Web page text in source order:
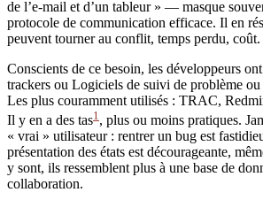
de l’e-mail et d’un tableur » — masque
protocole de communication efficace. Il en
peuvent tourner au conflit, temps perdu, coût.
Conscients de ce besoin, les développeurs
trackers ou Logiciels de suivi de problème ou
Les plus couramment utilisés : TRAC,
Il y en a des tas1 , plus ou moins pratiques.
« vrai » utilisateur : rentrer un bug est
présentation des états est décourageante,
y sont, ils ressemblent plus à une base de
collaboration.